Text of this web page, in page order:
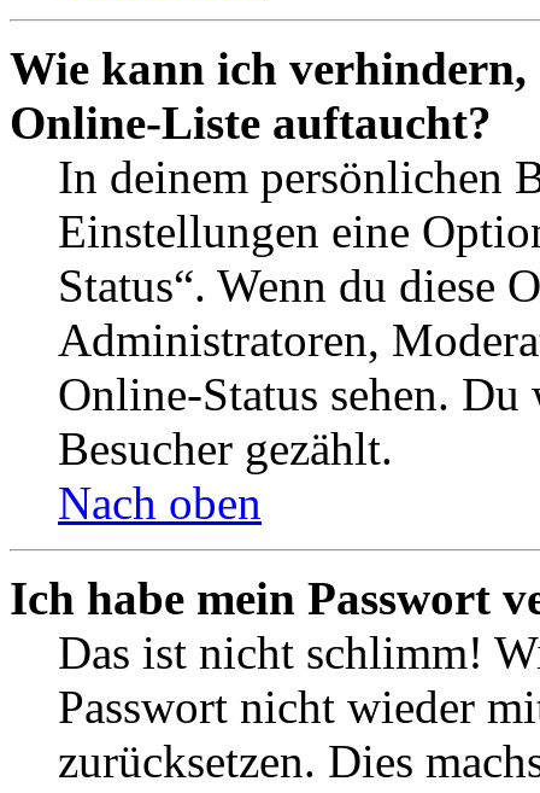
Wie kann ich verhindern,
Online-Liste auftaucht?
In deinem persönlichen
Einstellungen eine
Status“. Wenn du diese
Administratoren,
Online-Status sehen.
Besucher gezählt.
Nach oben
Ich habe mein Passwort
Das ist nicht schlimm!
Passwort nicht wieder
zurücksetzen. Dies